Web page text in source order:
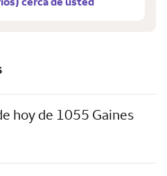
hoy de 1055 Gaines